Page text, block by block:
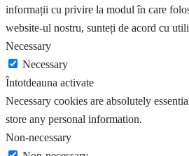
informații cu privire la modul în care
website-ul nostru, sunteți de acord cu
Necessary
Necessary
Întotdeauna activate
Necessary cookies are absolutely
store any personal information.
Non-necessary